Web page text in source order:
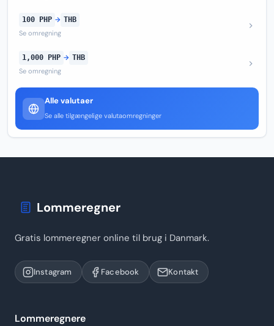
100 PHP → THB
Se omregning
1,000 PHP → THB
Se omregning
Alle valutaer
Se alle tilgængelige valutaomregninger
Lommeregner
Gratis lommeregner online til brug i Danmark.
Instagram Facebook Kontakt
Lommeregnere